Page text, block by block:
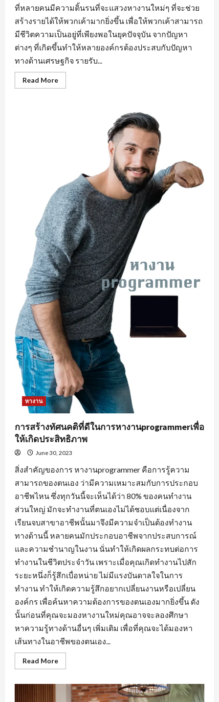
ที่หลายคนมีความดิ้นรนที่จะแสวงหางานใหม่ๆ ที่จะช่วย
สร้างรายได้ให้พวกเค้ามากยิ่งขึ้น เพื่อให้พวกเค้าสามารถ
มีชีวิตความเป็นอยู่ที่เพียงพอในยุคปัจจุบัน จากปัญหา
ต่างๆ ที่เกิดขึ้นทำให้หลายองค์กรต้องประสบกับปัญหา
ทางด้านเศรษฐกิจ รายรับ...
Read MoreRead
more
หางาน
การสร้างทัศนคติที่ดีในการหางานprogrammerเพื่อ
ให้เกิดประสิทธิภาพ
June 30, 2023
สิ่งสำคัญของการ หางานprogrammer คือการรู้ความ
สามารถของตนเอง ว่ามีความเหมาะสมกับการประกอบ
อาชีพไหน ซึ่งทุกวันนี้จะเห็นได้ว่า 80% ของคนทำงาน
ส่วนใหญ่ มักจะทำงานที่ตนเองไม่ได้ชอบแต่เนื่องจาก
เรียนจบสาขาอาชีพนั้นมาจึงมีความจำเป็นต้องทำงาน
ทางด้านนี้ หลายคนมักประกอบอาชีพจากประสบการณ์
และความชำนาญในงาน นั่นทำให้เกิดผลกระทบต่อการ
ทำงานในชีวิตประจำวัน เพราะเมื่อคุณเกิดทำงานไปสัก
ระยะหนึ่งก็รู้สึกเบื่อหน่าย ไม่มีแรงบันดาลใจในการ
ทำงาน ทำให้เกิดความรู้สึกอยากเปลี่ยนงานหรือเปลี่ยน
องค์กร เพื่อค้นหาความต้องการของตนเองมากยิ่งขึ้น ดัง
นั้นก่อนที่คุณจะมองหางานใหม่คุณอาจจะลองศึกษา
หาความรู้ทางด้านอื่นๆ เพิ่มเติม เพื่อที่คุณจะได้มองหา
เส้นทางในอาชีพของตนเอง...
Read MoreRead
more
สร้าง
ทัศนคติ